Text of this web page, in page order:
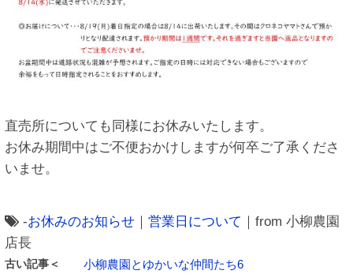
直売所についても同様にお休みいたします。
お休み期間中はご不便おかけしますが何卒ご了承くださ
いませ。
-お休みのお知らせ ｜ 営業日について ｜from 小柳農園
店長
古い記事＜ 小柳農園とゆかいな仲間たち6